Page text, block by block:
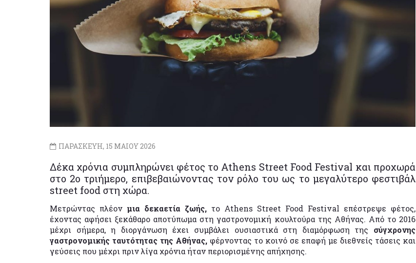
ΠΑΡΑΣΚΕΥΗ, 15 ΜΑΙΟΥ 2026
Δέκα χρόνια συμπληρώνει φέτος το Athens Street Food Festival και προχωρά
στο 2ο τριήμερο, επιβεβαιώνοντας τον ρόλο του ως το μεγαλύτερο φεστιβάλ
street food στη χώρα.
Μετρώντας πλέον μια δεκαετία ζωής, το Athens Street Food Festival επέστρεψε φέτος,
έχοντας αφήσει ξεκάθαρο αποτύπωμα στη γαστρονομική κουλτούρα της Αθήνας. Από το 2016
μέχρι σήμερα, η διοργάνωση έχει συμβάλει ουσιαστικά στη διαμόρφωση της σύγχρονης
γαστρονομικής ταυτότητας της Αθήνας, φέρνοντας το κοινό σε επαφή με διεθνείς τάσεις και
γεύσεις που μέχρι πριν λίγα χρόνια ήταν περιορισμένης απήχησης.